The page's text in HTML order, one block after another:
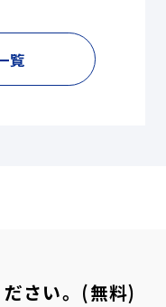
覧
さい。(無料)